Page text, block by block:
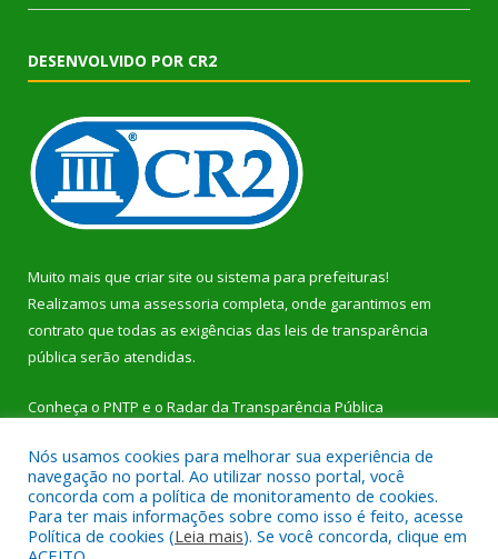
DESENVOLVIDO POR CR2
Muito mais que criar site ou sistema para prefeituras!
Realizamos uma assessoria completa, onde garantimos em
contrato que todas as exigências das leis de transparência
pública serão atendidas.
Conheça o PNTP e o Radar da Transparência Pública
Todos os direitos reservados a Prefeitura Municipal de Dom
Eliseu.
Nós usamos cookies para melhorar sua experiência de
navegação no portal. Ao utilizar nosso portal, você
concorda com a política de monitoramento de cookies.
Para ter mais informações sobre como isso é feito, acesse
Política de cookies (Leia mais). Se você concorda, clique em